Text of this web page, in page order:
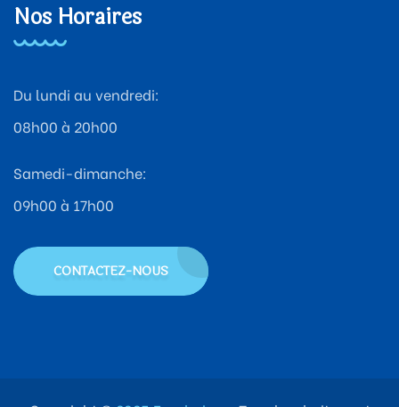
Nos Horaires
Du lundi au vendredi:
08h00 à 20h00
Samedi-dimanche:
09h00 à 17h00
CONTACTEZ-NOUS